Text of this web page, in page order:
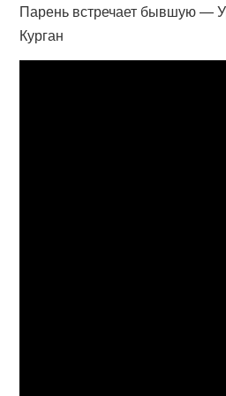
Парень встречает бывшую —
Курган